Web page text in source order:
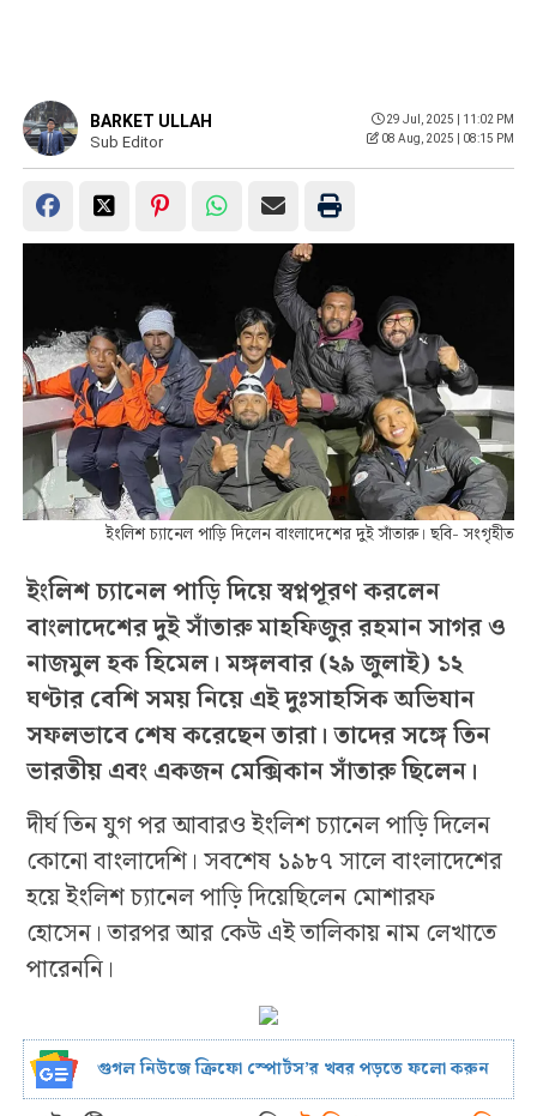
BARKET ULLAH
Sub Editor
29 Jul, 2025 | 11:02 PM
08 Aug, 2025 | 08:15 PM
ইংলিশ চ্যানেল পাড়ি দিলেন বাংলাদেশের দুই সাঁতারু। ছবি- সংগৃহীত
ইংলিশ চ্যানেল পাড়ি দিয়ে স্বপ্নপূরণ করলেন
বাংলাদেশের দুই সাঁতারু মাহফিজুর রহমান সাগর ও
নাজমুল হক হিমেল। মঙ্গলবার (২৯ জুলাই) ১২
ঘণ্টার বেশি সময় নিয়ে এই দুঃসাহসিক অভিযান
সফলভাবে শেষ করেছেন তারা। তাদের সঙ্গে তিন
ভারতীয় এবং একজন মেক্সিকান সাঁতারু ছিলেন।
দীর্ঘ তিন যুগ পর আবারও ইংলিশ চ্যানেল পাড়ি দিলেন
কোনো বাংলাদেশি। সবশেষ ১৯৮৭ সালে বাংলাদেশের
হয়ে ইংলিশ চ্যানেল পাড়ি দিয়েছিলেন মোশারফ
হোসেন। তারপর আর কেউ এই তালিকায় নাম লেখাতে
পারেননি।
গুগল নিউজে ক্রিফো স্পোর্টস’র খবর পড়তে ফলো করুন